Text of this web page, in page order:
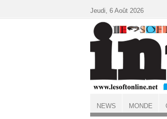
ACCUEIL
Jeudi, 6 Août 2026
NEWS MONDE